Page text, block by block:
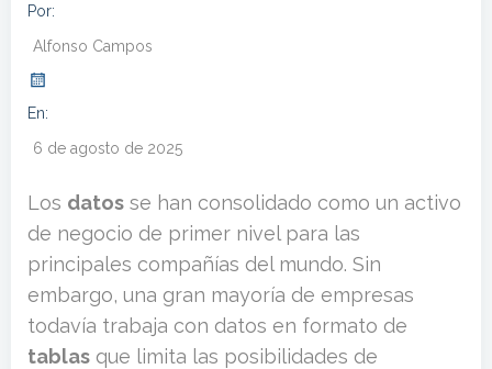
Por:
Alfonso Campos
En:
6 de agosto de 2025
Los datos se han consolidado como un activo
de negocio de primer nivel para las
principales compañías del mundo. Sin
embargo, una gran mayoría de empresas
todavía trabaja con datos en formato de
tablas que limita las posibilidades de